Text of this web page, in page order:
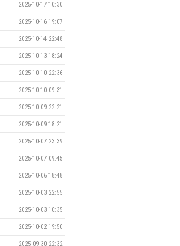
2025-10-17 10:30
2025-10-16 19:07
2025-10-14 22:48
2025-10-13 18:24
2025-10-10 22:36
2025-10-10 09:31
2025-10-09 22:21
2025-10-09 18:21
2025-10-07 23:39
2025-10-07 09:45
2025-10-06 18:48
2025-10-03 22:55
2025-10-03 10:35
2025-10-02 19:50
2025-09-30 22:32